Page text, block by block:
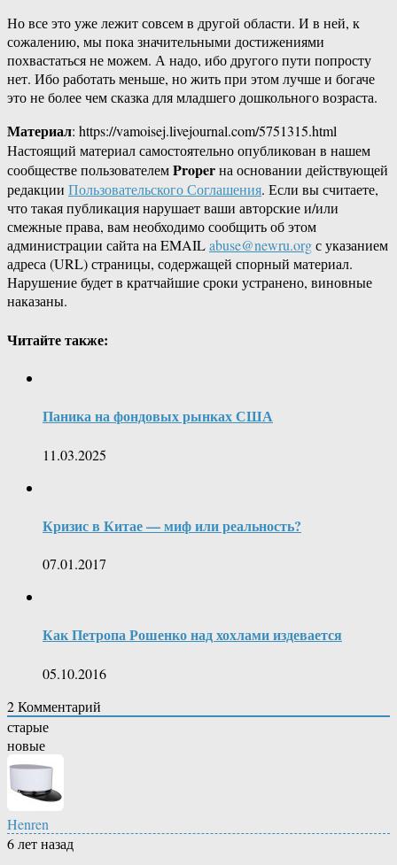
Но все это уже лежит совсем в другой области. И в ней, к
сожалению, мы пока значительными достижениями
похвастаться не можем. А надо, ибо другого пути попросту
нет. Ибо работать меньше, но жить при этом лучше и богаче
это не более чем сказка для младшего дошкольного возраста.
Материал: https://vamoisej.livejournal.com/5751315.html
Настоящий материал самостоятельно опубликован в нашем
сообществе пользователемProperна основании действующей
редакции Пользовательского Соглашения. Если вы считаете,
что такая публикация нарушает ваши авторские и/или
смежные права, вам необходимо сообщить об этом
администрации сайта на EMAILabuse@newru.orgс указанием
адреса (URL) страницы, содержащей спорный материал.
Нарушение будет в кратчайшие сроки устранено, виновные
наказаны.
Читайте также:
Паника на фондовых рынках США
11.03.2025
Кризис в Китае — миф или реальность?
07.01.2017
Как Петропа Рошенко над хохлами издевается
05.10.2016
2Комментарий
старые
новые
Henren
6 лет назад